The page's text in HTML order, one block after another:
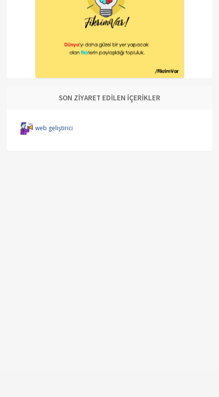
SON ZİYARET EDİLEN İÇERİKLER
web geliştirici